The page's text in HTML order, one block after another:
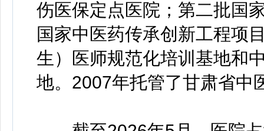
伤医保定点医院；第二批国
国家中医药传承创新工程项
生）医师规范化培训基地和
地。2007年托管了甘肃省中